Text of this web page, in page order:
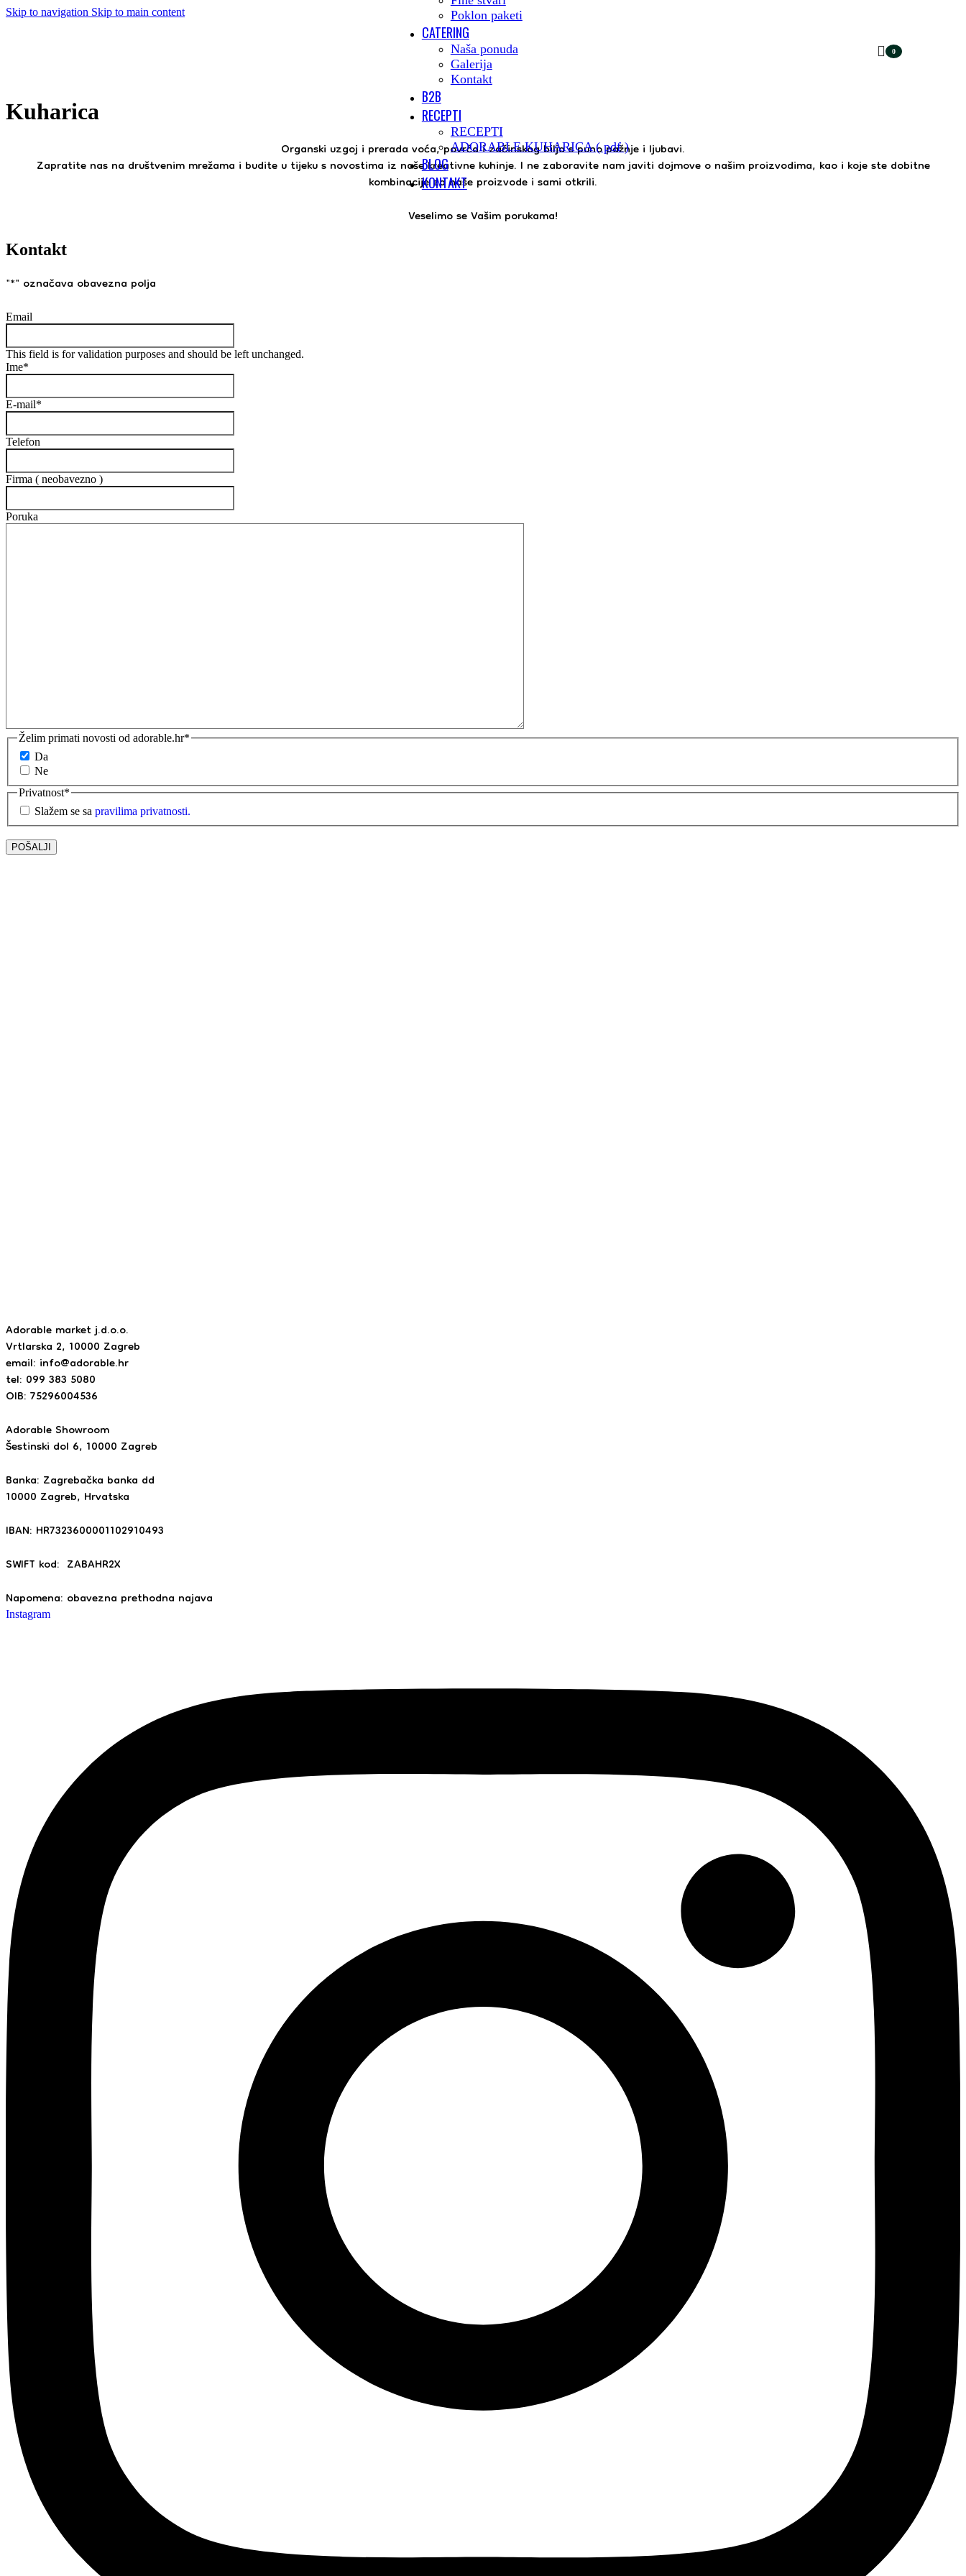
Skip to navigation Skip to main content
Poklon paketi
CATERING
Naša ponuda
Galerija
Kontakt
B2B
RECEPTI
RECEPTI
ADORABLE KUHARICA ( pdf )
BLOG
KONTAKT
0
Kuharica
Organski uzgoj i prerada voća, povrća i začinskog bilja s puno pažnje i ljubavi.
Zapratite nas na društvenim mrežama i budite u tijeku s novostima iz naše kreativne kuhinje. I ne zaboravite nam javiti dojmove o našim proizvodima, kao i koje ste dobitne
kombinacije za naše proizvode i sami otkrili.
Veselimo se Vašim porukama!
Kontakt
"*" označava obavezna polja
Email
This field is for validation purposes and should be left unchanged.
Ime*
E-mail*
Telefon
Firma ( neobavezno )
Poruka
Želim primati novosti od adorable.hr*
Da
Ne
Privatnost*
Slažem se sa pravilima privatnosti.
POŠALJI
Adorable market j.d.o.o.
Vrtlarska 2, 10000 Zagreb
email: info@adorable.hr
tel: 099 383 5080
OIB: 75296004536
Adorable Showroom
Šestinski dol 6, 10000 Zagreb
Banka: Zagrebačka banka dd
10000 Zagreb, Hrvatska
IBAN: HR7323600001102910493
SWIFT kod: ZABAHR2X
Napomena: obavezna prethodna najava
Instagram